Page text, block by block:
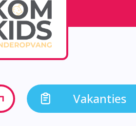
Vakanties